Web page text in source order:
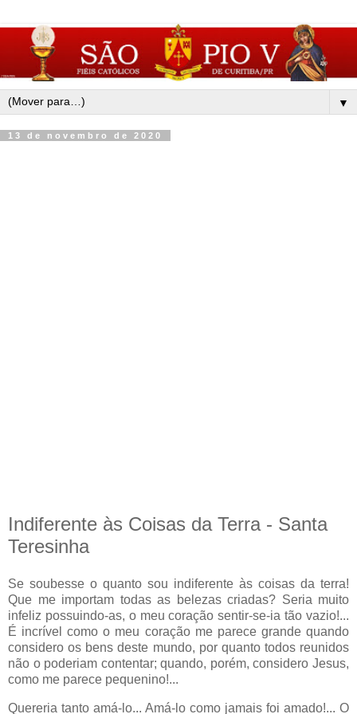
▼
13 de novembro de 2020
Indiferente às Coisas da Terra - Santa
Teresinha
Se soubesse o quanto sou indiferente às coisas da terra!
Que me importam todas as belezas criadas? Seria muito
infeliz possuindo-as, o meu coração sentir-se-ia tão vazio!...
É incrível como o meu coração me parece grande quando
considero os bens deste mundo, por quanto todos reunidos
não o poderiam contentar; quando, porém, considero Jesus,
como me parece pequenino!...
Quereria tanto amá-lo... Amá-lo como jamais foi amado!... O